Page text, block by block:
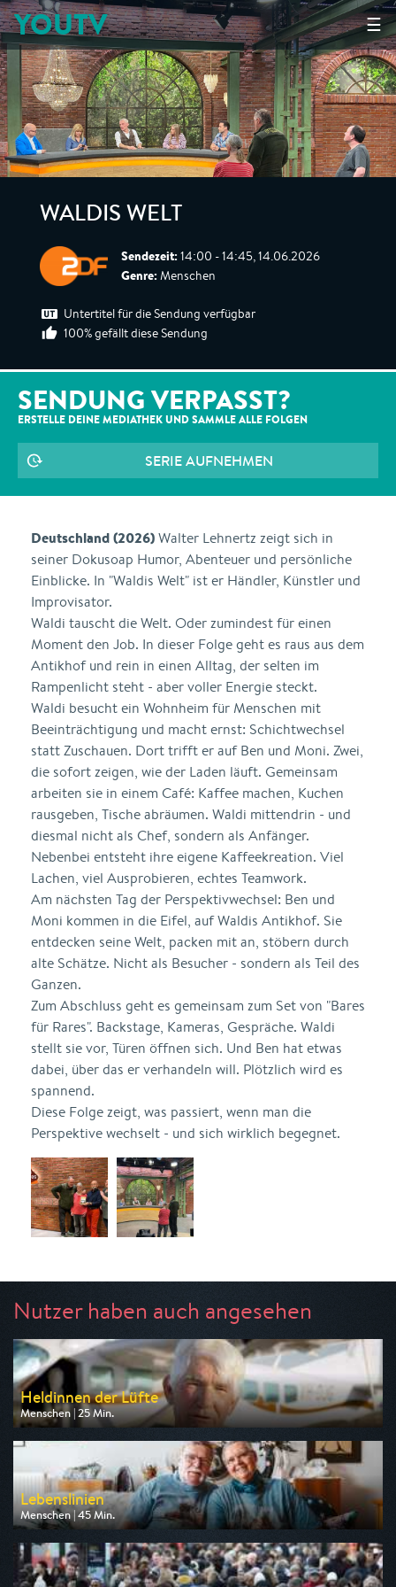
☰
YOUTV
WALDIS WELT
Sendezeit: 14:00 - 14:45, 14.06.2026
Genre: Menschen
Untertitel für die Sendung verfügbar
100% gefällt diese Sendung
SENDUNG VERPASST?
ERSTELLE DEINE MEDIATHEK UND SAMMLE ALLE FOLGEN
SERIE AUFNEHMEN
Deutschland (2026)Walter Lehnertz zeigt sich in
seiner Dokusoap Humor, Abenteuer und persönliche
Einblicke. In "Waldis Welt" ist er Händler, Künstler und
Improvisator.
Waldi tauscht die Welt. Oder zumindest für einen
Moment den Job. In dieser Folge geht es raus aus dem
Antikhof und rein in einen Alltag, der selten im
Rampenlicht steht - aber voller Energie steckt.
Waldi besucht ein Wohnheim für Menschen mit
Beeinträchtigung und macht ernst: Schichtwechsel
statt Zuschauen. Dort trifft er auf Ben und Moni. Zwei,
die sofort zeigen, wie der Laden läuft. Gemeinsam
arbeiten sie in einem Café: Kaffee machen, Kuchen
rausgeben, Tische abräumen. Waldi mittendrin - und
diesmal nicht als Chef, sondern als Anfänger.
Nebenbei entsteht ihre eigene Kaffeekreation. Viel
Lachen, viel Ausprobieren, echtes Teamwork.
Am nächsten Tag der Perspektivwechsel: Ben und
Moni kommen in die Eifel, auf Waldis Antikhof. Sie
entdecken seine Welt, packen mit an, stöbern durch
alte Schätze. Nicht als Besucher - sondern als Teil des
Ganzen.
Zum Abschluss geht es gemeinsam zum Set von "Bares
für Rares". Backstage, Kameras, Gespräche. Waldi
stellt sie vor, Türen öffnen sich. Und Ben hat etwas
dabei, über das er verhandeln will. Plötzlich wird es
spannend.
Diese Folge zeigt, was passiert, wenn man die
Perspektive wechselt - und sich wirklich begegnet.
Nutzer haben auch angesehen
Heldinnen der Lüfte
Menschen | 25 Min.
Ausgestrahlt von arte
am 12.08.2026, 05:05
Lebenslinien
Menschen | 45 Min.
Ausgestrahlt von BR
am 10.08.2026, 22:00